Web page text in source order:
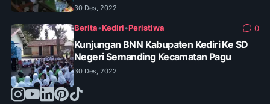
30 Des, 2022
Berita•Kediri•Peristiwa 0
Kunjungan BNN Kabupaten Kediri Ke SD
Negeri Semanding Kecamatan Pagu
30 Des, 2022